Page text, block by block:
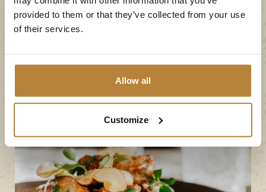
provided to them or that they’ve collected from your use
of their services.
Allow all
Customize
Bereid jij de lekkerste gerechten voor onze